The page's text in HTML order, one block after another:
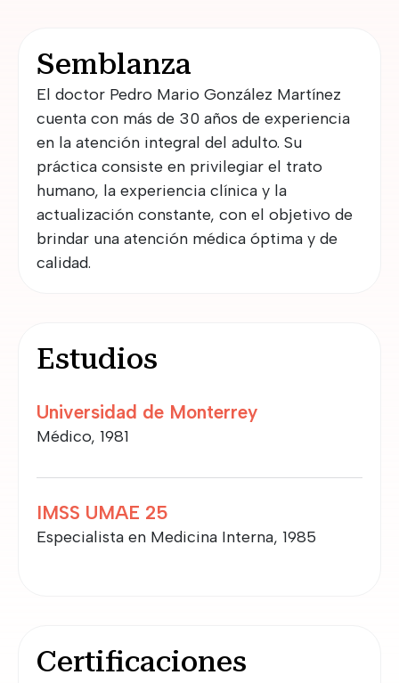
Semblanza
El doctor Pedro Mario González Martínez
cuenta con más de 30 años de experiencia
en la atención integral del adulto. Su
práctica consiste en privilegiar el trato
humano, la experiencia clínica y la
actualización constante, con el objetivo de
brindar una atención médica óptima y de
calidad.
Estudios
Universidad de Monterrey
Médico, 1981
IMSS UMAE 25
Especialista en Medicina Interna, 1985
Certificaciones